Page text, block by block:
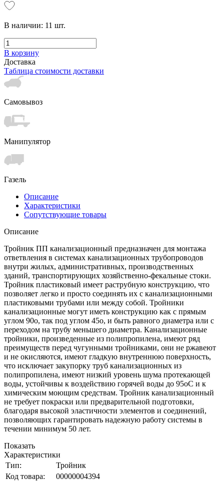
В наличии: 11 шт.
В корзину
Доставка
Таблица стоимости доставки
Самовывоз
Манипулятор
Газель
Описание
Характеристики
Сопутствующие товары
Описание
Тройник ПП канализационный предназначен для монтажа
ответвления в системах канализационных трубопроводов
внутри жилых, административных, производственных
зданий, транспортирующих хозяйственно-фекальные стоки.
Тройник пластиковый имеет раструбную конструкцию, что
позволяет легко и просто соединять их с канализационными
пластиковыми трубами или между собой. Тройники
канализационные могут иметь конструкцию как с прямым
углом 90о, так под углом 45о, и быть равного диаметра или с
переходом на трубу меньшего диаметра. Канализационные
тройники, произведенные из полипропилена, имеют ряд
преимуществ перед чугунными тройниками, они не ржавеют
и не окисляются, имеют гладкую внутреннюю поверхность,
что исключает закупорку труб канализационных из
полипропилена, имеют низкий уровень шума протекающей
воды, устойчивы к воздействию горячей воды до 95оС и к
химическим моющим средствам. Тройник канализационный
не требует покраски или предварительной подготовки,
благодаря высокой эластичности элементов и соединений,
позволяющих гарантировать надежную работу системы в
течении минимум 50 лет.
Показать
Характеристики
Тип:
Тройник
Код товара:
00000004394